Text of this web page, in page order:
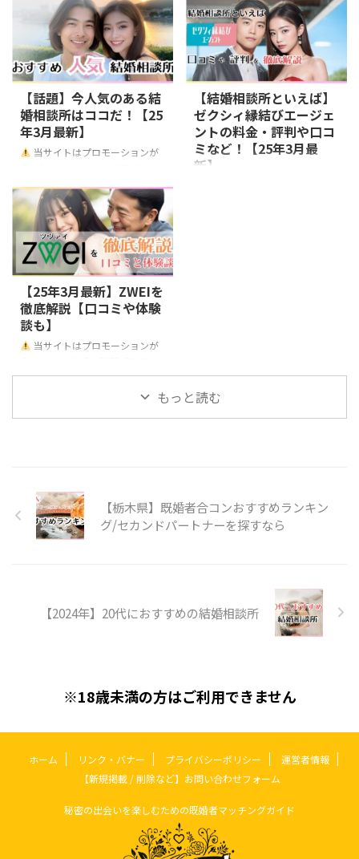
者合コンは、セカンドパートナー
との出会いの場としてますます人
気を集めています。ですが怪しい
業者が多いことも事実ですので、
信頼できるパーティを探している
は、既婚者合コンのおすすめ人気
ランキングを紹介します。既婚者
合コンや既婚者サークルのリアル
な実態もお伝えしますので、興味
い！
当サイトはプロモーシ
ョンが含まれます 既婚者合コン
とは？ 既婚者合コンとは、結婚
後も異性との交流 ...
当サイトはプロモーションが
含まれます 出典：Meet(ミート)
既婚者合コンで有名なキコンパ
が、2024年5月に既婚者マッチン
グアプリをリリースしました！
その名も「Meet（ミート）」 既
婚者マッチングアプリとは？ キ
コンパとは？ 出典：キコンパ
Meet(ミート)の基本情報 公式サイ
ト https://meet-up.jp/ ユーザー
【話題】今人気のある結
婚相談所はココだ！【25
年3月最新】
当サイトはプロモーションが
そうですが、結婚相談所も知識が
ないと結婚が遠のいてしまう可能
性がありますので、この記事でし
っかりと知識をつけていきましょ
う！ 困ったら大手に頼る！ゼク
シィ縁結び 出典：ゼクシィ縁結
び ゼクシィ縁結びを使う引き人
20代〜30代で早期に結婚をした
い異性を探している方 価値観な
どの内面を重視したい方 大手が
運営するアプリに安心感を抱く人
女が集まった婚活アプリです ...
【結婚相談所といえば】
ゼクシィ縁結びエージェ
ントの料金・評判や口コ
ミなど！【25年3月最
新】
初期費用が低く抑えられており、
誰でも始めやすい。 効率的な婚
【25年3月最新】ZWEIを
徹底解説【口コミや体験
談も】
当サイトはプロモーションが
は、結婚を真剣に考えている人々
に向けて、きめ細やかなサポート
カウンセリングと科学的なマッチ
ングシステムを組み合わせ、会員
の価値観やライフスタイルに基づ
いた出会いを提供することです。
もっと読む
【栃木県】既婚者合コンおすすめランキン
グ/セカンドパートナーを探すなら
【2024年】20代におすすめの結婚相談所
※18歳未満の方はご利用できません
ホーム リンク・バナー プライバシーポリシー
運営者情報
【新規掲載 / 削除など】お問い合わせフォーム
秘密の出会いを楽しむための既婚者マッチングガイド